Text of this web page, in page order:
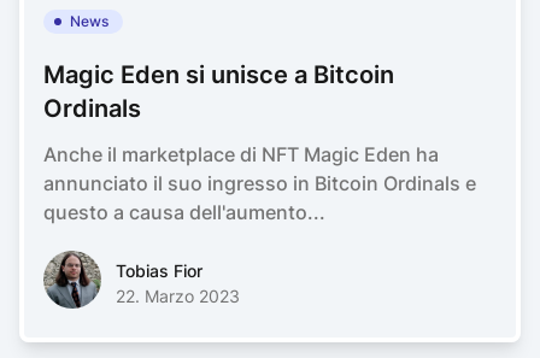
News
Magic Eden si unisce a Bitcoin
Ordinals
Anche il marketplace di NFT Magic Eden ha
annunciato il suo ingresso in Bitcoin Ordinals e
questo a causa dell'aumento...
Tobias FiorTobias Fior
Tobias Fior
22. Marzo 2023